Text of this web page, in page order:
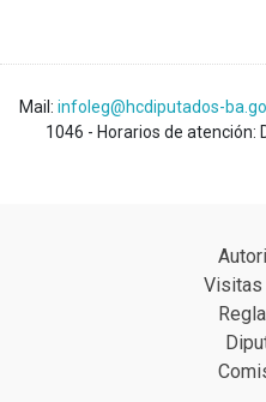
Mail: infoleg@hcdiputados-
1046 - Horarios de atención:
Visitas